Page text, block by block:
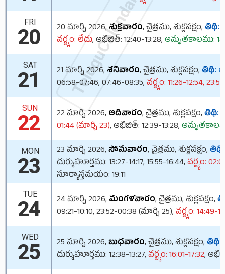
TeluguCalendar.Org
FRI
20 20 మార్చి 2026,శుక్రవారం, చైత్రము, శుక్లపక్షం, తిథి:
వర్జ్యం: లేదు, అభిజిత్: 12:40-13:28, అమృతకాలము:
SAT
21 21 మార్చి 2026, శనివారం, చైత్రము, శుక్లపక్షం, తిథి:
06:58-07:46, 07:46-08:35, వర్జ్యం: 11:26-12:54,
SUN
22 22 మార్చి 2026, ఆదివారం, చైత్రము, శుక్లపక్షం, తిథి:
01:44 (మార్చి 23), అభిజిత్: 12:39-13:28,
MON
23
23 మార్చి 2026, సోమవారం, చైత్రము, శుక్లపక్షం, తిథి:
దుర్ముహూర్తము: 13:27-14:17, 15:55-16:44, వర్జ్యం:
సూర్యాస్తమయం: 19:11
TUE
24 24 మార్చి 2026, మంగళవారం, చైత్రము, శుక్లపక్షం,
09:21-10:10, 23:52-00:38 (మార్చి 25), వర్జ్యం: 14:49-
WED
25 25 మార్చి 2026, బుధవారం, చైత్రము, శుక్లపక్షం, తిథి:
దుర్ముహూర్తము: 12:38-13:27, వర్జ్యం: 16:01-17:32,